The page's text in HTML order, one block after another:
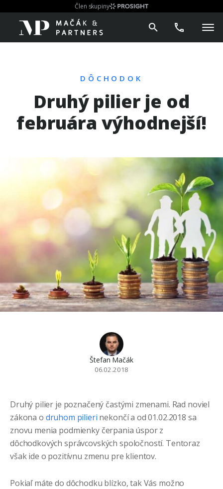
Člen skupiny
DÔCHODOK
Druhý pilier je od
februára výhodnejší!
Štefan Mačák
06.02.2018
Druhý pilier je poznačený častými zmenami. Rad noviel
zákona o druhom pilieri nekončí a od 01.02.2018 sa
znovu menia podmienky čerpania úspor z
dôchodkových správcovských spoločností. Tentoraz
však ide o pozitívnu zmenu pre klientov.
Pokiaľ máte do dôchodku blízko, tak Vás možno